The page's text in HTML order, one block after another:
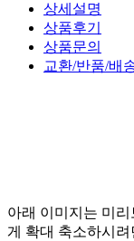
상세설명
상품후기
상품문의
교환/반품/배
아래 이미지는 미
게 확대 축소하시